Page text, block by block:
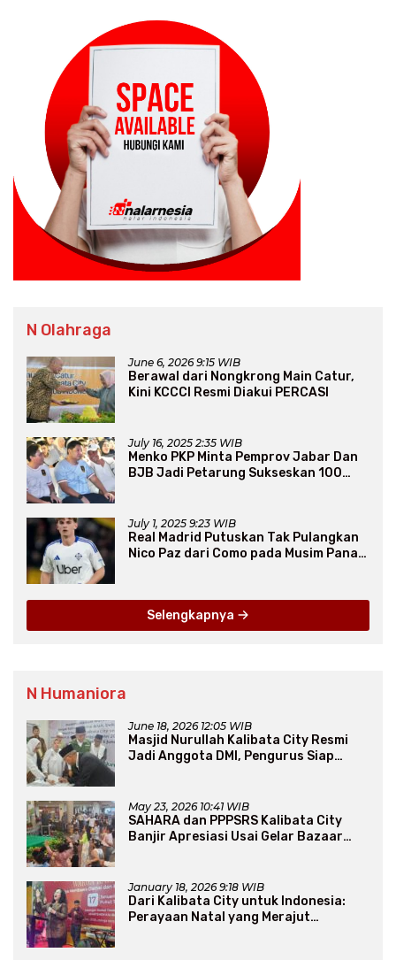
N Olahraga
June 6, 2026 9:15 WIB
Berawal dari Nongkrong Main Catur,
Kini KCCCI Resmi Diakui PERCASI
July 16, 2025 2:35 WIB
Menko PKP Minta Pemprov Jabar Dan
BJB Jadi Petarung Sukseskan 100
July 1, 2025 9:23 WIB
Real Madrid Putuskan Tak Pulangkan
Nico Paz dari Como pada Musim Panas
Selengkapnya
N Humaniora
June 18, 2026 12:05 WIB
Masjid Nurullah Kalibata City Resmi
Jadi Anggota DMI, Pengurus Siap
May 23, 2026 10:41 WIB
SAHARA dan PPPSRS Kalibata City
Banjir Apresiasi Usai Gelar Bazaar
January 18, 2026 9:18 WIB
Dari Kalibata City untuk Indonesia:
Perayaan Natal yang Merajut